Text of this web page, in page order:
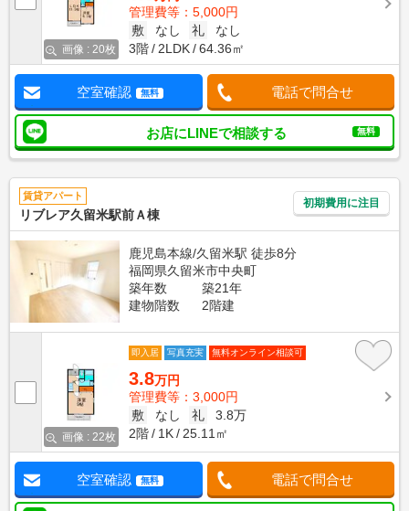
画像 : 20枚
管理費等：5,000円
敷
なし 礼
なし
3階
2LDK 64.36㎡
空室確認 無料 電話で問合せ
お店にLINEで相談する 無料
賃貸アパート
リブレア久留米駅前Ａ棟
初期費用に注目
鹿児島本線/久留米駅 徒歩8分
福岡県久留米市中央町
築年数
築21年
建物階数
2階建
画像 : 22枚
即入居 写真充実 無料オンライン相談可
3.8万円
管理費等：3,000円
敷
なし 礼
3.8万
2階
1K 25.11㎡
空室確認 無料 電話で問合せ